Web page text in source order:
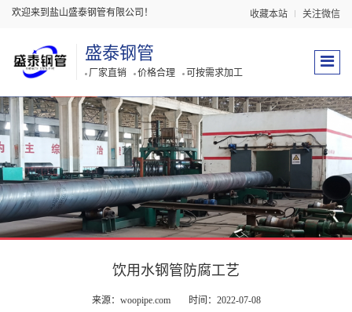
欢迎来到盐山盛泰钢管有限公司！ 收藏本站 关注微信
盛泰钢管
厂家直销 价格合理 可按需求加工
饮用水钢管防腐工艺
来源：woopipe.com 时间：2022-07-08